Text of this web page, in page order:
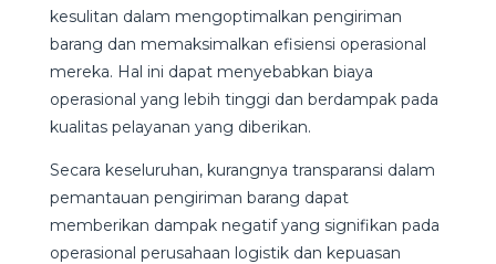
kesulitan dalam mengoptimalkan pengiriman
barang dan memaksimalkan efisiensi operasional
mereka. Hal ini dapat menyebabkan biaya
operasional yang lebih tinggi dan berdampak pada
kualitas pelayanan yang diberikan.
Secara keseluruhan, kurangnya transparansi dalam
pemantauan pengiriman barang dapat
memberikan dampak negatif yang signifikan pada
operasional perusahaan logistik dan kepuasan